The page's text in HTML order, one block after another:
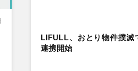
LIFULL、おとり物件撲滅
連携開始